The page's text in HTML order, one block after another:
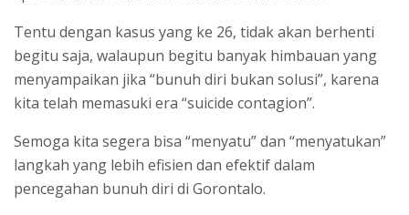
Tentu dengan kasus yang ke 26, tidak akan berhenti
begitu saja, walaupun begitu banyak himbauan yang
menyampaikan jika “bunuh diri bukan solusi”, karena
kita telah memasuki era “suicide contagion”.
Semoga kita segera bisa “menyatu” dan “menyatukan”
langkah yang lebih efisien dan efektif dalam
pencegahan bunuh diri di Gorontalo.